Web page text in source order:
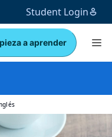
Student Login
a aprender